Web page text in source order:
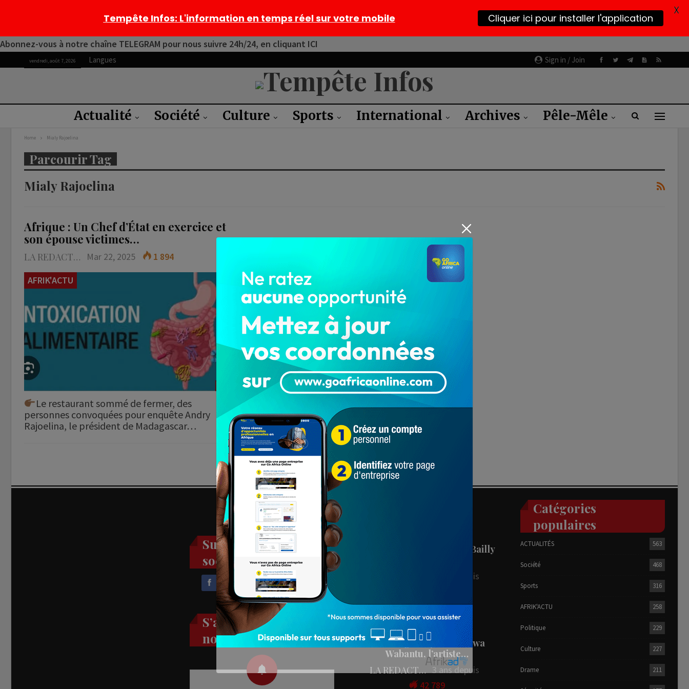
Abonnez-vous à notre chaîne TELEGRAM pour nous suivre 24h/24, en cliquant ICI
Sign in / Join
vendredi, août 7, 2026 Langues
Actualité Société Culture Sports International Archives Pêle-Mêle
Home Mialy Rajoelina
Parcourir Tag
Mialy Rajoelina
Afrique : Un Chef d’État en exercice et
son épouse victimes…
LA REDACTION Mar 22, 2025
1 894
AFRIK'ACTU
Le restaurant sommé de fermer, des
personnes convoquées pour enquête Andry
Rajoelina, le président de Madagascar…
Suivez nos réseaux
sociaux
S’abonner aux
notifications
People : L’artiste Blanche Bailly
4 ans depuis
L'IMAGE DU JOUR
L’image du Jour : Zodwa
Wabantu, l’artiste…
LA REDACTION
3 ans depuis
42 789
Catégories
populaires
ACTUALITÉS 563
Société 468
Sports 316
AFRIK'ACTU 258
Politique 229
Culture 227
Drame 211
Tempête Infos: L'information en temps réel sur votre mobile Cliquer ici pour installer l'application
X